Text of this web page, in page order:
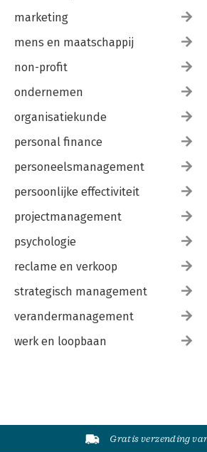
marketing
mens en maatschappij
non-profit
ondernemen
organisatiekunde
personal finance
personeelsmanagement
persoonlijke effectiviteit
projectmanagement
psychologie
reclame en verkoop
strategisch management
verandermanagement
werk en loopbaan
Gratis verzending